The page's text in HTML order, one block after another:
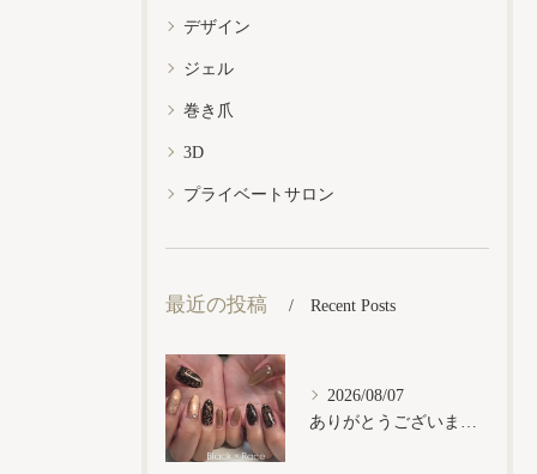
デザイン
ジェル
巻き爪
3D
プライベートサロン
最近の投稿 Recent Posts
2026/08/07